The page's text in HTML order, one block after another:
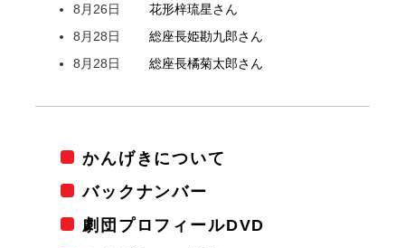
8月26日
花形梓琉星さん
8月28日
総座長姫勘九郎さん
8月28日
総座長橘菊太郎さん
かんげきについて
バックナンバー
劇団プロフィールDVD